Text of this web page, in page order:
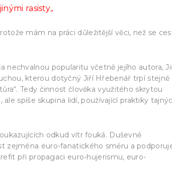
rasisty„
mám na práci důležitější věci, než se
nechvalnou popularitu včetně jejího autora,
kterou dotyčný Jiří Hřebenář trpí stejně
Tedy činnost člověka využitého skrytou
spíše skupina lidí, používající praktiky
odkud vítr fouká. Duševně
zejména euro-fanatického směru a
při propagaci euro-hujerismu, euro-